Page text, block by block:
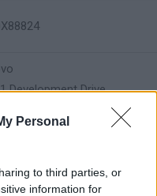
Personal
to third parties, or
information for
Development Drive
lenovo.com